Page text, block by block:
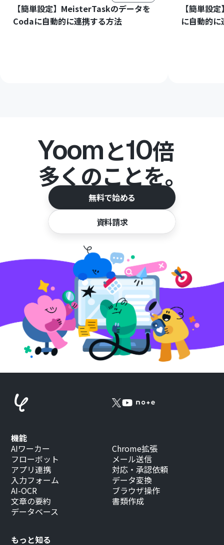
【簡単設定】MeisterTaskのデータを
Codaに自動的に連携する方法
【簡単設
に自動的
Yoomと10倍
多くのことを。
無料で始める
資料請求
もっと知る
機能
AIワーカー
フローボット
アプリ連携
入力フォーム
AI-OCR
文章の要約
データベース
Chrome拡張
メール送信
対応・承認依頼
データ変換
ブラウザ操作
書類作成